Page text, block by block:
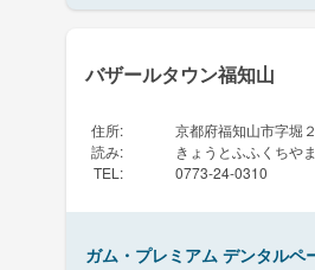
バザールタウン福知山
住所:
京都府福知山市字堀
読み:
きょうとふふくちや
TEL : 0773-24-0310
ガム・プレミアム デンタルペ